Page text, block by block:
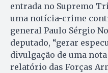
entrada no Supremo
uma notícia-crime
general Paulo Sérgio
deputado, “gerar
divulgação de uma
relatório das Forças